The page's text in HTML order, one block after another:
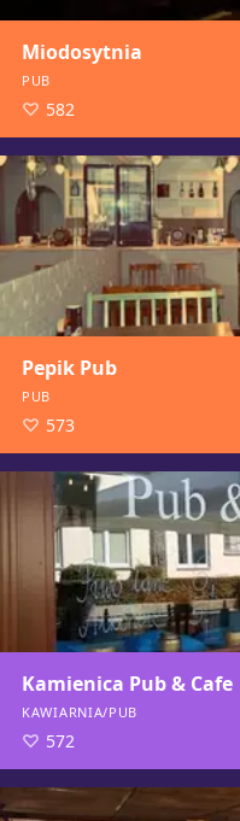
Miodosytnia
PUB
582
Pepik Pub
PUB
573
Kamienica Pub & Cafe
KAWIARNIA/PUB
572